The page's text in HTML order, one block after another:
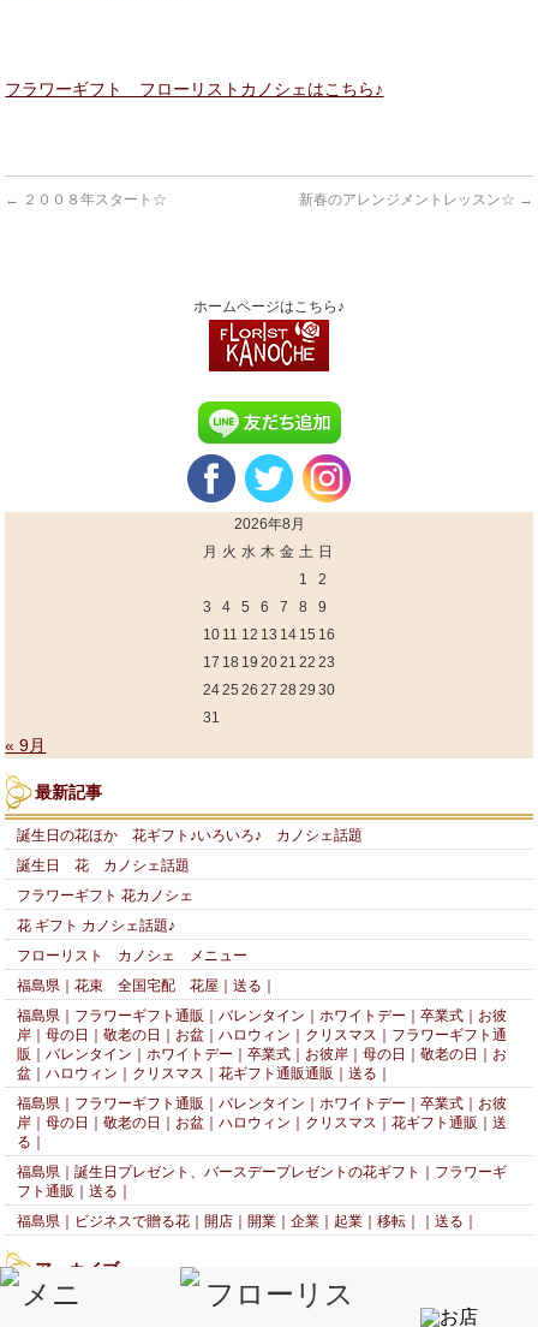
フラワーギフト フローリストカノシェはこちら♪
← ２００８年スタート☆ 新春のアレンジメントレッスン☆ →
ホームページはこちら♪
2026年8月
月 火 水 木 金 土 日
1
2
3
4 5 6 7 8
9
10 11 12 13 14 15 16
17 18 19 2021 22 23
2425 26 27 28 29 30
31
« 9月
最新記事
誕生日の花ほか 花ギフト♪いろいろ♪ カノシェ話題
誕生日 花 カノシェ話題
フラワーギフト 花カノシェ
花 ギフト カノシェ話題♪
フローリスト カノシェ メニュー
福島県｜花束 全国宅配 花屋｜送る｜
福島県｜フラワーギフト通販｜バレンタイン｜ホワイトデー｜卒業式｜お彼
岸｜母の日｜敬老の日｜お盆｜ハロウィン｜クリスマス｜フラワーギフト通
販｜バレンタイン｜ホワイトデー｜卒業式｜お彼岸｜母の日｜敬老の日｜お
盆｜ハロウィン｜クリスマス｜花ギフト通販通販｜送る｜
福島県｜フラワーギフト通販｜バレンタイン｜ホワイトデー｜卒業式｜お彼
岸｜母の日｜敬老の日｜お盆｜ハロウィン｜クリスマス｜花ギフト通販｜送
る｜
福島県｜誕生日プレゼント、バースデープレゼントの花ギフト｜フラワーギ
フト通販｜送る｜
福島県｜ビジネスで贈る花｜開店｜開業｜企業｜起業｜移転｜｜送る｜
アーカイブ